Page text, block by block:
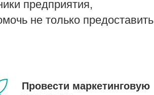
предприятия,
не только предоставить
Провести маркетинговую